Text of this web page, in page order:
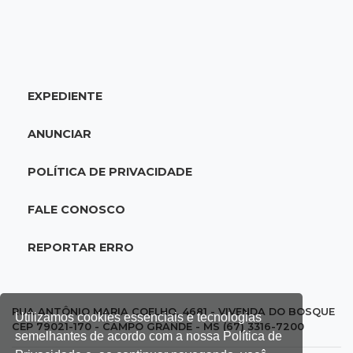
Utilizamos cookies essenciais e tecnologias
semelhantes de acordo com a nossa Política de
17:02Cyber Trap
Discord para vender cartões clonados
16:54Eleições 2026
Continuidade ou alternância: a oposição
permanecer no poder
16:50 Asfalto novinho
EXPEDIENTE
ANUNCIAR
POLÍTICA DE PRIVACIDADE
FALE CONOSCO
REPORTAR ERRO
RUA ANTÔNIO MARIA COELHO, 4681 - VIVENDA DO BOSQUE
CEP 79021-170 - CAMPO GRANDE - MS (67) 3316-7200